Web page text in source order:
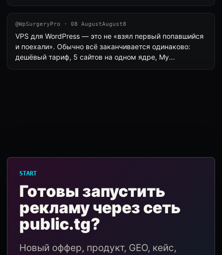
@WpSurgeryPro · 08 AugustAugust8
VPS для WordPress — это не «взял первый попавшийся
и поехали». Обычно всё заканчивается одинаково:
дешёвый тариф, 5 сайтов на одном ядре, My...
START
Готовы запустить
рекламу через сеть
public.tg?
Новый оффер, продукт, GEO, кейс,